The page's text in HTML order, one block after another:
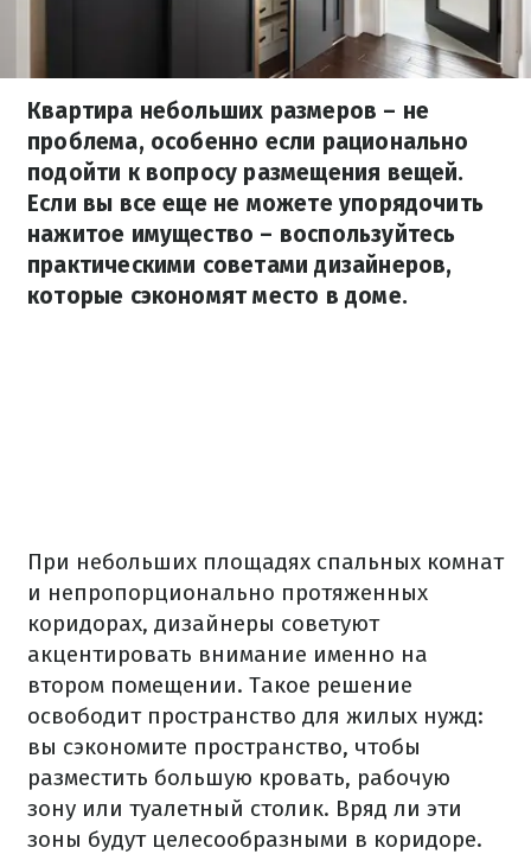
Квартира небольших размеров – не
проблема, особенно если рационально
подойти к вопросу размещения вещей.
Если вы все еще не можете упорядочить
нажитое имущество – воспользуйтесь
практическими советами дизайнеров,
которые сэкономят место в доме.
При небольших площадях спальных комнат
и непропорционально протяженных
коридорах, дизайнеры советуют
акцентировать внимание именно на
втором помещении. Такое решение
освободит пространство для жилых нужд:
вы сэкономите пространство, чтобы
разместить большую кровать, рабочую
зону или туалетный столик. Вряд ли эти
зоны будут целесообразными в коридоре.